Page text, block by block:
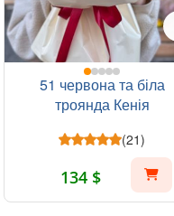
51 червона та біла
троянда Кенія
(21)
134 $